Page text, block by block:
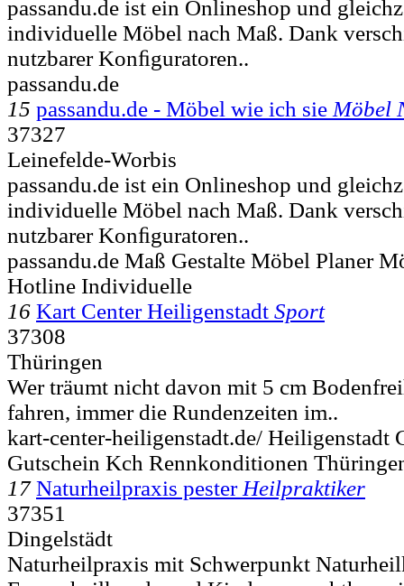
passandu.de ist ein Onlineshop und
individuelle Möbel nach Maß. Dank
nutzbarer Konﬁguratoren..
passandu.de
15 passandu.de - Möbel wie ich sie Möbel
37327
Leinefelde-Worbis
passandu.de ist ein Onlineshop und
individuelle Möbel nach Maß. Dank
nutzbarer Konﬁguratoren..
passandu.de Maß Gestalte Möbel Planer
Hotline Individuelle
16 Kart Center Heiligenstadt Sport
37308
Thüringen
Wer träumt nicht davon mit 5 cm
fahren, immer die Rundenzeiten im..
kart-center-heiligenstadt.de/ Heiligenstadt
Gutschein Kch Rennkonditionen
17 Naturheilpraxis pester Heilpraktiker
37351
Dingelstädt
Naturheilpraxis mit Schwerpunkt